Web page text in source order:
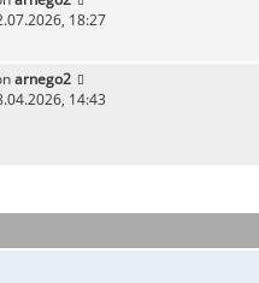
18:27
arnego2
14:43